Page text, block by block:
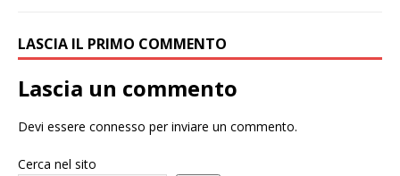
LASCIA IL PRIMO COMMENTO
Lascia un commento
Devi essere connesso per inviare un commento.
Cerca nel sito